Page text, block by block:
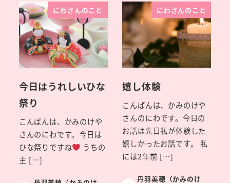
にわさんのこと
今日はうれしいひな
祭り
こんばんは、かみのけや
さんのにわです。今日は
ひな祭りですね
うちの
主 […]
にわさんのこと
嬉し体験
こんばんは、かみのけや
さんのにわです。今日の
お話は先日私が体験した
嬉しかったお話です。 私
には2年前 […]
丹羽美穂（かみのけ